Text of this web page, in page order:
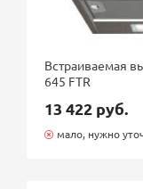
Встраиваемая
645 FTR
13 422 руб.
мало, нужно